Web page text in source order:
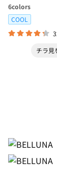
6colors
COOL
チラ見